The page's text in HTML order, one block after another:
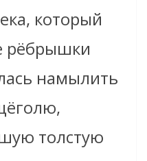
который
рёбрышки
намылить
толстую